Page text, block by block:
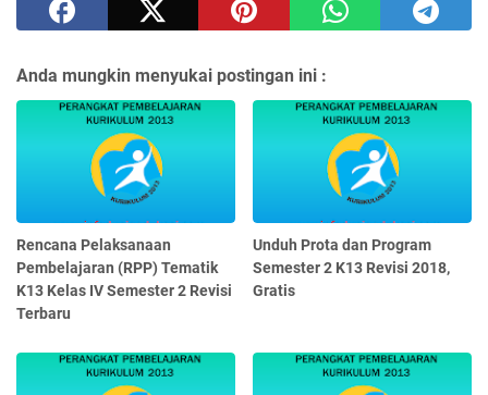
Anda mungkin menyukai postingan ini :
Rencana Pelaksanaan
Pembelajaran (RPP) Tematik
K13 Kelas IV Semester 2 Revisi
Terbaru
Unduh Prota dan Program
Semester 2 K13 Revisi 2018,
Gratis